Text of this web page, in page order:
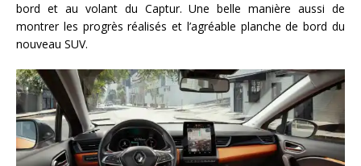
bord et au volant du Captur. Une belle manière aussi de
montrer les progrès réalisés et l’agréable planche de bord du
nouveau SUV.